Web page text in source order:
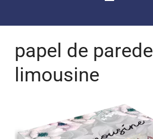
papel de parede
limousine